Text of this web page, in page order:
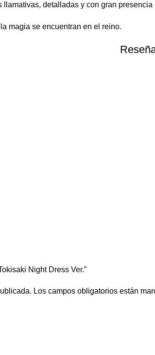
detalladas y con gran presencia
magia se encuentran en el reino.
Night Dress Ver.”
Los campos obligatorios están